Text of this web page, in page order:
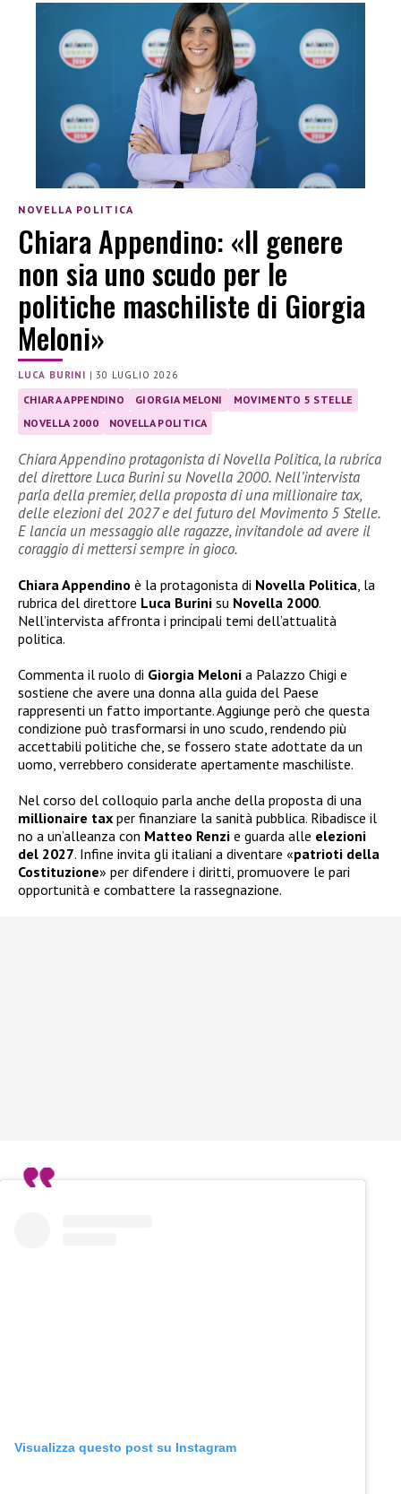
NOVELLA POLITICA
Chiara Appendino: «Il genere
non sia uno scudo per le
politiche maschiliste di Giorgia
Meloni»
LUCA BURINI |30 LUGLIO 2026
CHIARA APPENDINO GIORGIA MELONI
MOVIMENTO 5 STELLE
NOVELLA 2000
NOVELLA POLITICA
Chiara Appendino protagonista di Novella Politica, la rubrica
del direttore Luca Burini su Novella 2000. Nell’intervista
parla della premier, della proposta di una millionaire tax,
delle elezioni del 2027 e del futuro del Movimento 5 Stelle.
E lancia un messaggio alle ragazze, invitandole ad avere il
coraggio di mettersi sempre in gioco.
Chiara Appendino è la protagonista di Novella Politica, la
rubrica del direttore Luca Burini su Novella 2000.
Nell’intervista affronta i principali temi dell’attualità
politica.
Commenta il ruolo di Giorgia Meloni a Palazzo Chigi e
sostiene che avere una donna alla guida del Paese
rappresenti un fatto importante. Aggiunge però che questa
condizione può trasformarsi in uno scudo, rendendo più
accettabili politiche che, se fossero state adottate da un
uomo, verrebbero considerate apertamente maschiliste.
Nel corso del colloquio parla anche della proposta di una
millionaire tax per finanziare la sanità pubblica. Ribadisce il
no a un’alleanza con Matteo Renzi e guarda alle elezioni
del 2027. Infine invita gli italiani a diventare «patrioti della
Costituzione» per difendere i diritti, promuovere le pari
opportunità e combattere la rassegnazione.
Visualizza questo post su Instagram